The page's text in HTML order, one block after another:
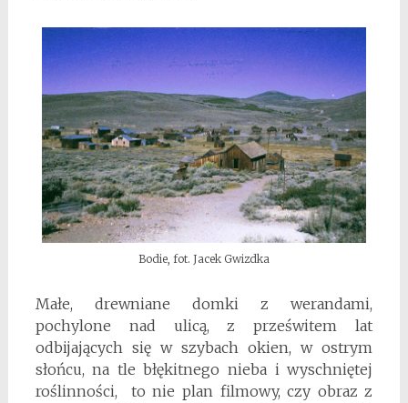
Bodie, fot. Jacek Gwizdka
Małe, drewniane domki z werandami,
pochylone nad ulicą, z prześwitem lat
odbijających się w szybach okien, w ostrym
słońcu, na tle błękitnego nieba i wyschniętej
roślinności, to nie plan filmowy, czy obraz z